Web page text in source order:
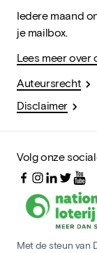
Iedere maand
je mailbox.
Lees meer over
Auteursrecht
Disclaimer
Volg onze
Met de steun van